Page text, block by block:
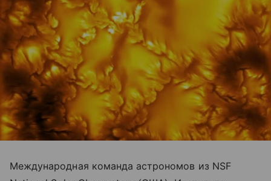
Международная команда астрономов из NSF